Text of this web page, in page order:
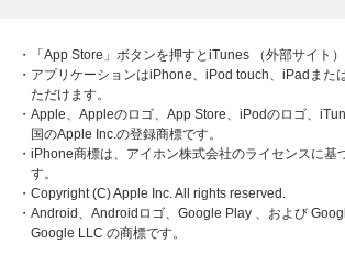
・「App Store」ボタンを押すとiTunes （外部サイト）
・アプリケーションはiPhone、iPod touch、iPadまた
ただけます。
・Apple、Appleのロゴ、App Store、iPodのロゴ、
国のApple Inc.の登録商標です。
・iPhone商標は、アイホン株式会社のライセンスに基
す。
・Copyright (C) Apple Inc. All rights reserved.
・Android、Androidロゴ、Google Play 、および
Google LLC の商標です。